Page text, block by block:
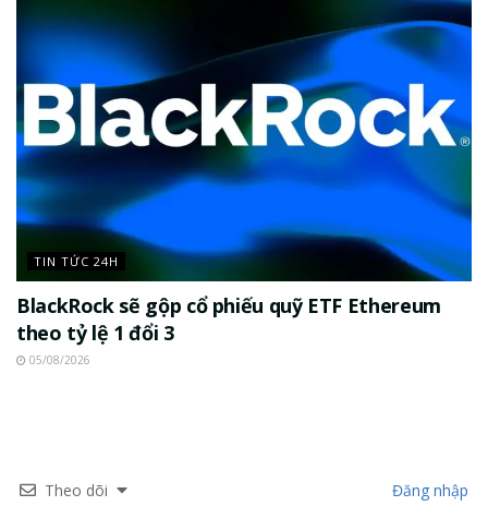
TIN TỨC 24H
BlackRock sẽ gộp cổ phiếu quỹ ETF Ethereum
theo tỷ lệ 1 đổi 3
05/08/2026
Theo dõi Đăng nhập